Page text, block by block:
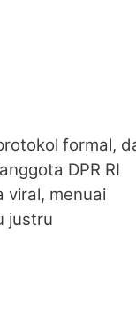
formal,
DPR RI
viral, menuai
justru